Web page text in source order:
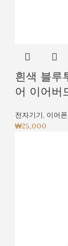
흰색 블루
어 이어버
전자기기, 이어폰
₩25,000